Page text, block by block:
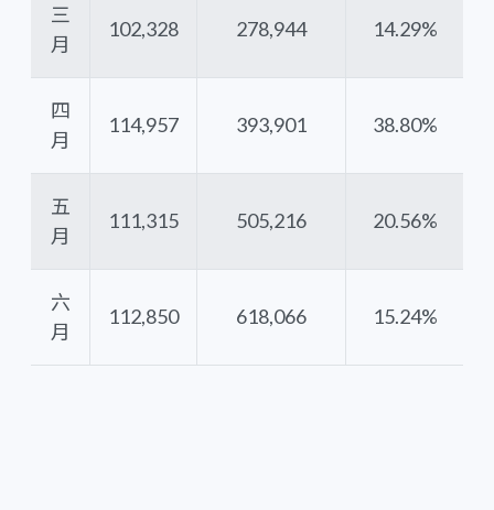
三
月
102,328 278,944 14.29%
四
月
114,957 393,901 38.80%
五
月
111,315 505,216 20.56%
六
月
112,850 618,066 15.24%